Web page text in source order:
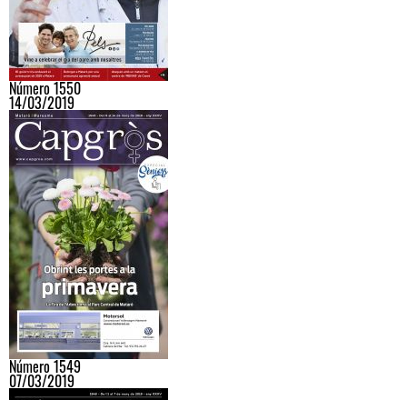
Número 1550
14/03/2019
Número 1549
07/03/2019